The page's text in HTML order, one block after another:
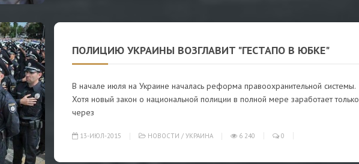
ПОЛИЦИЮ УКРАИНЫ ВОЗГЛАВИТ "ГЕСТАПО В ЮБКЕ"
В начале июля на Украине началась реформа правоохранительной системы.
Хотя новый закон о национальной полиции в полной мере заработает только
через
13-ИЮЛ-2015 НОВОСТИ / УКРАИНА 6 240 0